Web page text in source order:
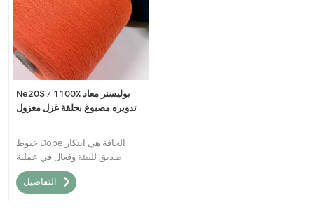
Ne20S / 1100٪ بوليستر معاد
تدويره مصبوغ بحلقة غزل مغزول
خيوط Dope الجافة هي ابتكار
صديق للبيئة وفعال في عملية
الصباغة.Ne20 / 1 100٪ من خيوط
الغزل المصبوغة المصبوغة الحلقي
التفاصيل